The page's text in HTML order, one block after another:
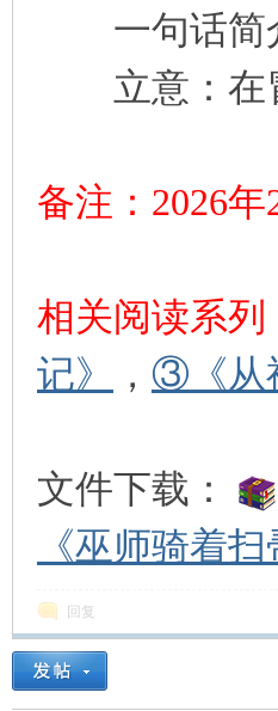
一句话简
立意：在冒
备注：2026
相关阅读系列
记》
， ③《从
文件下载：
《巫师骑着
回复